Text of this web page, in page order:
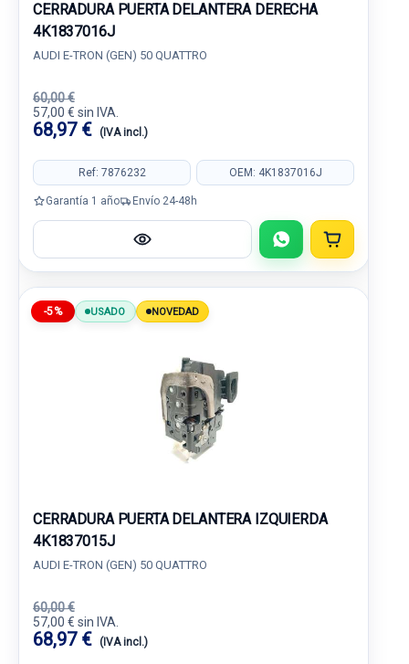
CERRADURA PUERTA DELANTERA DERECHA
4K1837016J
AUDI E-TRON (GEN) 50 QUATTRO
60,00 €
57,00 € sin IVA.
68,97 € (IVA incl.)
Ref: 7876232 OEM: 4K1837016J
Garantía 1 año Envío 24-48h
-5% USADO NOVEDAD
CERRADURA PUERTA DELANTERA IZQUIERDA
4K1837015J
AUDI E-TRON (GEN) 50 QUATTRO
60,00 €
57,00 € sin IVA.
68,97 € (IVA incl.)